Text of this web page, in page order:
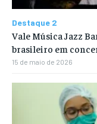
Destaque 2
Vale Música Jazz
brasileiro em
15 de maio de 2026